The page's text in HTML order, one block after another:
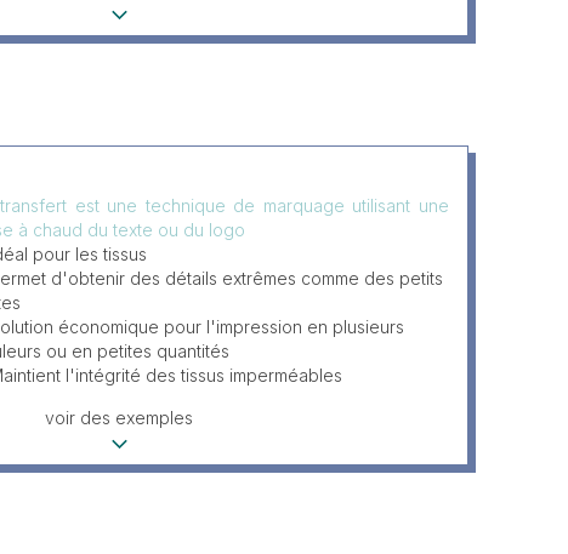
est une technique de marquage utilisant une
à chaud du texte ou du logo
pour les tissus
d'obtenir des détails extrêmes comme des petits
économique pour l'impression en plusieurs
ou en petites quantités
l'intégrité des tissus imperméables
voir des exemples